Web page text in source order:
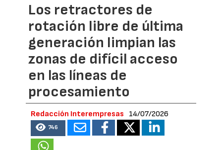
Los retractores de
rotación libre de última
generación limpian las
zonas de difícil acceso
en las líneas de
procesamiento
Redacción Interempresas 14/07/2026
746